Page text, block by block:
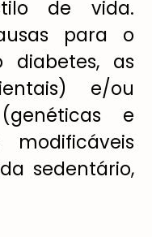
de vida.
para o
diabetes, as
e/ou
e
sedentário,